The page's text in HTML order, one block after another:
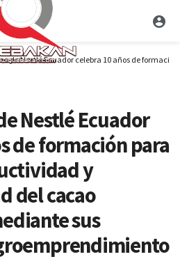
de Nestlé Ecuador celebra 10 años de
Nestlé Ecuador
de formación para
y
del cacao
sus